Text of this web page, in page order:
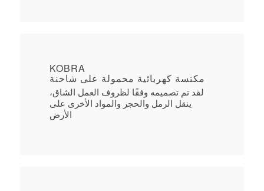
KOBRA
مكنسة كهربائية محمولة على شاحنة
لقد تم تصميمه وفقًا لظروف العمل الشاق،
ينقل الرمل والحجر والمواد الأخرى على
الأرض